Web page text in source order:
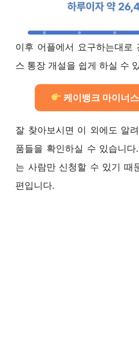
이후 어플에서 요구하는대로
스 통장 개설을 쉽게 하실 수
케이뱅크 마이너
잘 찾아보시면 이 외에도 알
품들을 확인하실 수 있습니
는 사람만 신청할 수 있기 때
편입니다.